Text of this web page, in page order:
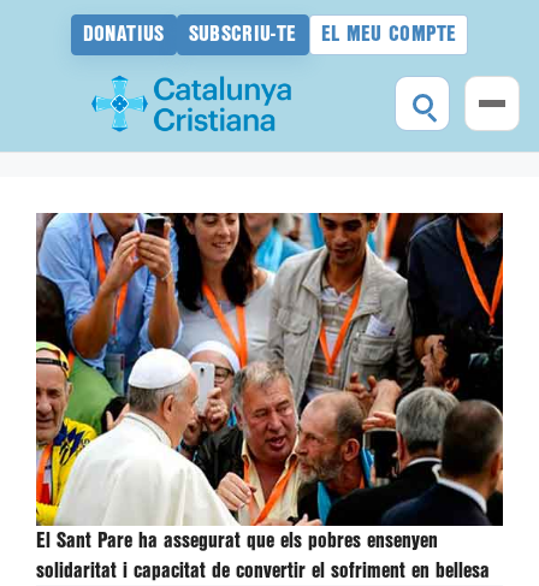
DONATIUS SUBSCRIU-TE EL MEU COMPTE
contingut
El Sant Pare ha assegurat que els pobres ensenyen
solidaritat i capacitat de convertir el sofriment en bellesa